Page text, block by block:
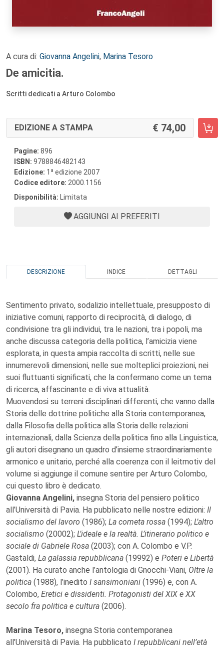
A cura di: Giovanna Angelini, Marina Tesoro
De amicitia.
Scritti dedicati a Arturo Colombo
EDIZIONE A STAMPA 74,00
Pagine: 896
ISBN: 9788846482143
Edizione: 1 a edizione 2007
Codice editore: 2000.1156
Disponibilità: Limitata
AGGIUNGI AI PREFERITI
DESCRIZIONE INDICE DETTAGLI
Sentimento privato, sodalizio intellettuale, presupposto di
iniziative comuni, rapporto di reciprocità, di dialogo, di
condivisione tra gli individui, tra le nazioni, tra i popoli, ma
anche discussa categoria della politica, l’amicizia viene
esplorata, in questa ampia raccolta di scritti, nelle sue
innumerevoli dimensioni, nelle sue molteplici proiezioni, nei
suoi fluttuanti significati, che la confermano come un tema
di ricerca, affascinante e di viva attualità.
Muovendosi su terreni disciplinari differenti, che vanno dalla
Storia delle dottrine politiche alla Storia contemporanea,
dalla Filosofia della politica alla Storia delle relazioni
internazionali, dalla Scienza della politica fino alla Linguistica,
gli autori disegnano un quadro d’insieme straordinariamente
armonico e unitario, perché alla coerenza con il leitmotiv del
volume si aggiunge il comune sentire per Arturo Colombo,
cui questo libro è dedicato.
Giovanna Angelini, insegna Storia del pensiero politico
all’Università di Pavia. Ha pubblicato nelle nostre edizioni: Il
socialismo del lavoro (1986); La cometa rossa (1994); L’altro
socialismo (20002); L’ideale e la realtà. L’itinerario politico e
sociale di Gabriele Rosa (2003); con A. Colombo e V.P.
Gastaldi, La galassia repubblicana (19992) e Poteri e Libertà
(2001). Ha curato anche l’antologia di Gnocchi-Viani, Oltre la
politica (1988), l’inedito I sansimoniani (1996) e, con A.
Colombo, Eretici e dissidenti. Protagonisti del XIX e XX
secolo fra politica e cultura (2006).
Marina Tesoro, insegna Storia contemporanea
all’Università di Pavia. Ha pubblicato I repubblicani nell’età